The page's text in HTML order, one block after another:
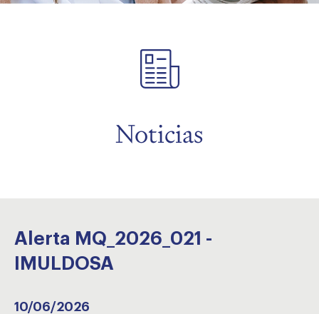
Noticias
Alerta MQ_2026_021 -
IMULDOSA
10/06/2026